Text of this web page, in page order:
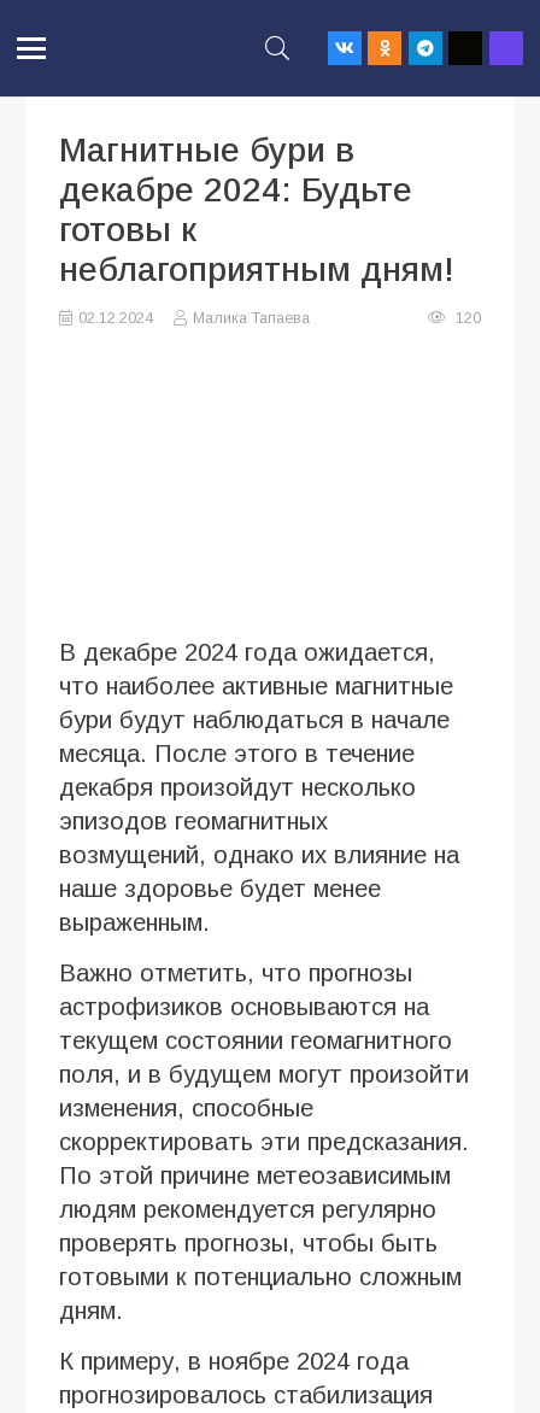
Магнитные бури в
декабре 2024: Будьте
готовы к
неблагоприятным дням!
02.12.2024 Малика Тапаева 120
В декабре 2024 года ожидается,
что наиболее активные магнитные
бури будут наблюдаться в начале
месяца. После этого в течение
декабря произойдут несколько
эпизодов геомагнитных
возмущений, однако их влияние на
наше здоровье будет менее
выраженным.
Важно отметить, что прогнозы
астрофизиков основываются на
текущем состоянии геомагнитного
поля, и в будущем могут произойти
изменения, способные
скорректировать эти предсказания.
По этой причине метеозависимым
людям рекомендуется регулярно
проверять прогнозы, чтобы быть
готовыми к потенциально сложным
дням.
К примеру, в ноябре 2024 года
прогнозировалось стабилизация